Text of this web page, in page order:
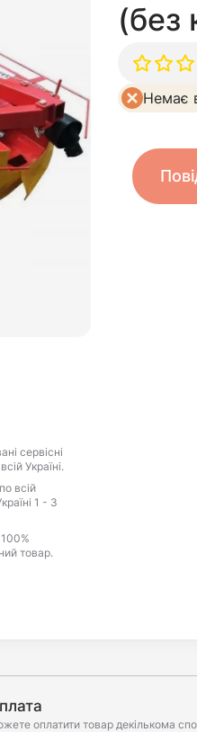
сервісні
Україні.
всій
1 - 3
товар.
(без
Немає
оплатити товар декількома